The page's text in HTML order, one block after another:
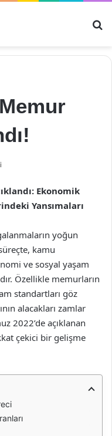
Ekonomik
Yansımaları
yoğun
kamu
ve sosyal yaşam
Özellikle memurların
standartları göz
alacakları zamlar
2022’de açıklanan
çekici bir gelişme